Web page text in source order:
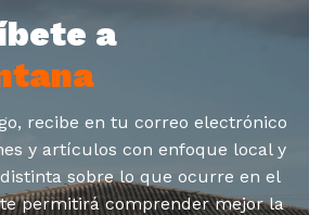
a
recibe en tu correo electrónico
y artículos con enfoque local y
sobre lo que ocurre en el
permitirá comprender mejor la